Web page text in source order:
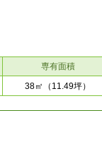
専有面積
38㎡ （11.49坪）